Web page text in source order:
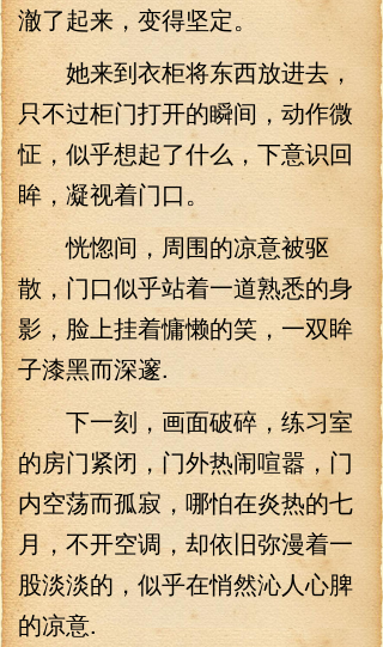
澈了起来，变得坚定。
她来到衣柜将东西放进去，
只不过柜门打开的瞬间，动作微
怔，似乎想起了什么，下意识回
眸，凝视着门口。
恍惚间，周围的凉意被驱
散，门口似乎站着一道熟悉的身
影，脸上挂着慵懒的笑，一双眸
子漆黑而深邃.
下一刻，画面破碎，练习室
的房门紧闭，门外热闹喧嚣，门
内空荡而孤寂，哪怕在炎热的七
月，不开空调，却依旧弥漫着一
股淡淡的，似乎在悄然沁人心脾
的凉意.